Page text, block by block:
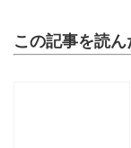
この記事を読